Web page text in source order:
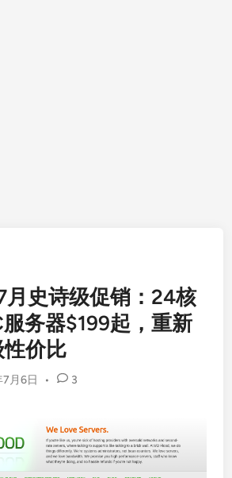
月史诗级促销：24核
服务器$199起，重新
价比
月6日 • 3